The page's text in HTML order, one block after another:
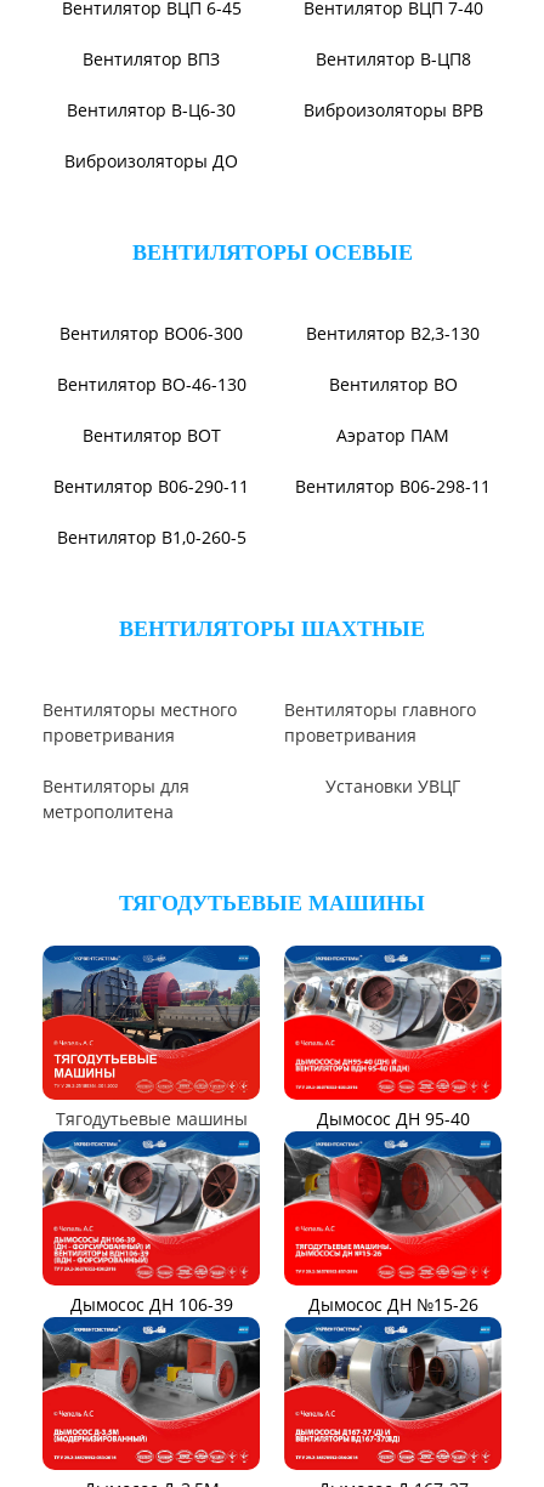
Вентилятор ВО06-300
Вентилятор В2,3-130
Вентилятор ВО-46-130 Вентилятор ВО
Вентилятор ВОТ Аэратор ПАМ
Вентилятор В06-290-11 Вентилятор В06-298-11
Вентилятор В1,0-260-5
ВЕНТИЛЯТОРЫ ШАХТНЫЕ